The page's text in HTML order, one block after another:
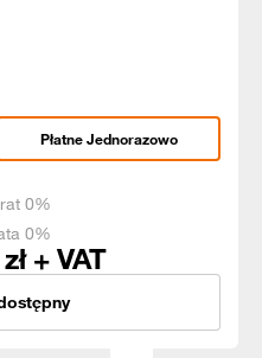
Płatne Jednorazowo
zł + VAT
0%
0%